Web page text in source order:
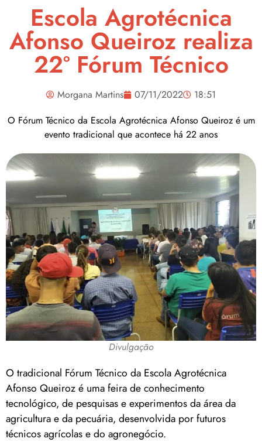
Escola Agrotécnica
Afonso Queiroz realiza
22º Fórum Técnico
Morgana Martins 07/11/2022
18:51
O Fórum Técnico da Escola Agrotécnica Afonso Queiroz é um
evento tradicional que acontece há 22 anos
Divulgação
O tradicional Fórum Técnico da Escola Agrotécnica
Afonso Queiroz é uma feira de conhecimento
tecnológico, de pesquisas e experimentos da área da
agricultura e da pecuária, desenvolvida por futuros
técnicos agrícolas e do agronegócio.